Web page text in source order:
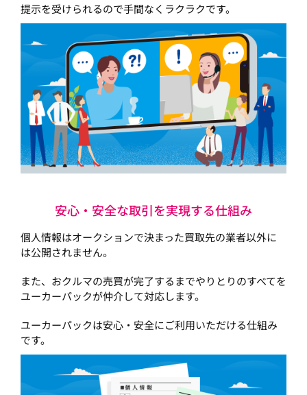
提示を受けられるので手間なくラクラクです。
安心・安全な取引を実現する仕組み
個人情報はオークションで決まった買取先の業者以外に
は公開されません。
また、おクルマの売買が完了するまでやりとりのすべてを
ユーカーパックが仲介して対応します。
ユーカーパックは安心・安全にご利用いただける仕組み
です。